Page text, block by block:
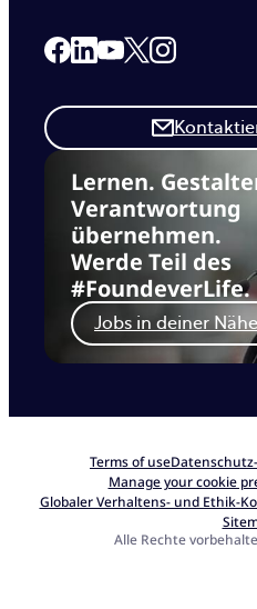
Lernen.
Verantwortung
übernehmen.
Werde Teil des
#FoundeverLife.
Jobs in deiner
Link to our Facebook page
Link to our Linkedin
Link to our Youtube
Link to our X
Link to our
Terms of use
Manage your cookie
Globaler Verhaltens- und Ethik-
Alle Rechte